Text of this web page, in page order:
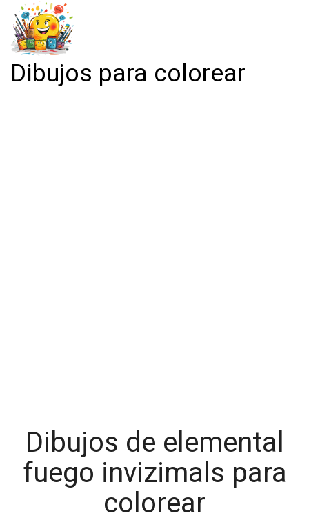
Dibujos para colorear
Dibujos de elemental
fuego invizimals para
colorear